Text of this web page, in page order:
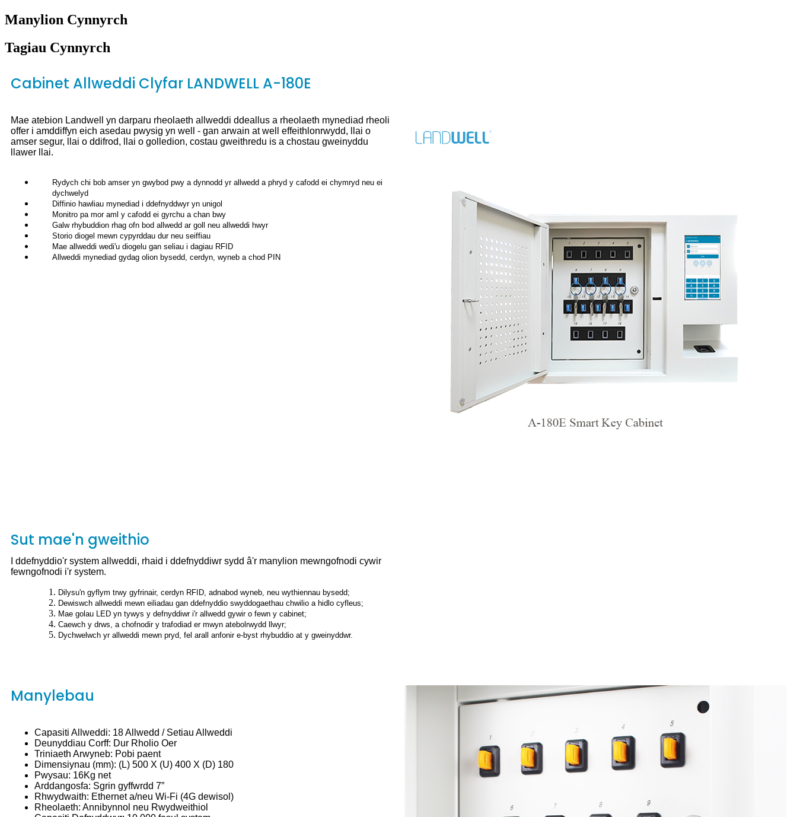
Manylion Cynnyrch
Tagiau Cynnyrch
Cabinet Allweddi Clyfar LANDWELL A-180E
Mae atebion Landwell yn darparu rheolaeth allweddi ddeallus a rheolaeth mynediad rheoli
offer i amddiffyn eich asedau pwysig yn well - gan arwain at well effeithlonrwydd, llai o
amser segur, llai o ddifrod, llai o golledion, costau gweithredu is a chostau gweinyddu
llawer llai.
Rydych chi bob amser yn gwybod pwy a dynnodd yr allwedd a phryd y cafodd ei chymryd neu ei
dychwelyd
Diffinio hawliau mynediad i ddefnyddwyr yn unigol
Monitro pa mor aml y cafodd ei gyrchu a chan bwy
Galw rhybuddion rhag ofn bod allwedd ar goll neu allweddi hwyr
Storio diogel mewn cypyrddau dur neu seiffiau
Mae allweddi wedi'u diogelu gan seliau i dagiau RFID
Allweddi mynediad gydag olion bysedd, cerdyn, wyneb a chod PIN
Sut mae'n gweithio
I ddefnyddio'r system allweddi, rhaid i ddefnyddiwr sydd â'r manylion mewngofnodi cywir
fewngofnodi i'r system.
Dilysu'n gyflym trwy gyfrinair, cerdyn RFID, adnabod wyneb, neu wythiennau bysedd;
Dewiswch allweddi mewn eiliadau gan ddefnyddio swyddogaethau chwilio a hidlo cyfleus;
Mae golau LED yn tywys y defnyddiwr i'r allwedd gywir o fewn y cabinet;
Caewch y drws, a chofnodir y trafodiad er mwyn atebolrwydd llwyr;
Dychwelwch yr allweddi mewn pryd, fel arall anfonir e-byst rhybuddio at y gweinyddwr.
Manylebau
Capasiti Allweddi: 18 Allwedd / Setiau Allweddi
Deunyddiau Corff: Dur Rholio Oer
Triniaeth Arwyneb: Pobi paent
Dimensiynau (mm): (L) 500 X (U) 400 X (D) 180
Pwysau: 16Kg net
Arddangosfa: Sgrin gyffwrdd 7”
Rhwydwaith: Ethernet a/neu Wi-Fi (4G dewisol)
Rheolaeth: Annibynnol neu Rwydweithiol